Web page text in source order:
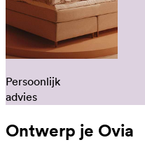
Persoonlijk
advies
Ontwerp je Ovia